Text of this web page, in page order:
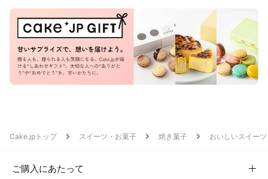
Cake.jpトップ スイーツ・お菓子 焼き菓子 おいしいスイー
ご購入にあたって